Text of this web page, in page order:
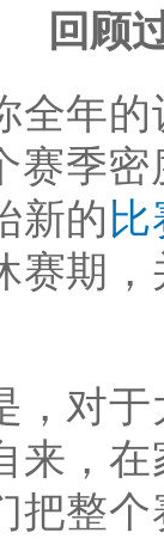
回顾
全年
赛季
新的 比
赛期
，对
来，
把整